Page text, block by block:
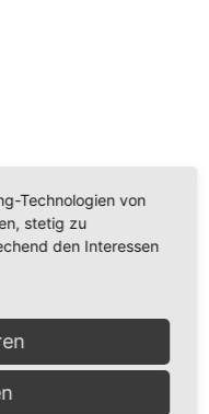
Drittanbieters, um
kann Daten
lesen Sie die Details
des Service zu,
Technologien von
stetig zu
den Interessen